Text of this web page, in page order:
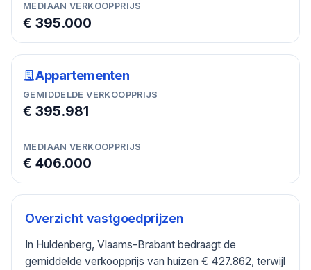
MEDIAAN VERKOOPPRIJS
€ 395.000
Appartementen
GEMIDDELDE VERKOOPPRIJS
€ 395.981
MEDIAAN VERKOOPPRIJS
€ 406.000
Overzicht vastgoedprijzen
In Huldenberg, Vlaams-Brabant bedraagt de
gemiddelde verkoopprijs van huizen € 427.862, terwijl